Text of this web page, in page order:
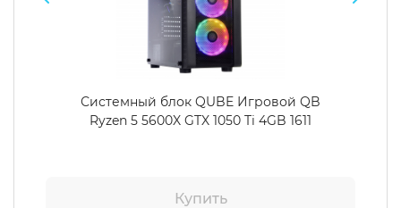
Системный блок QUBE Игровой QB
Ryzen 5 5600X GTX 1050 Ti 4GB 1611
Купить